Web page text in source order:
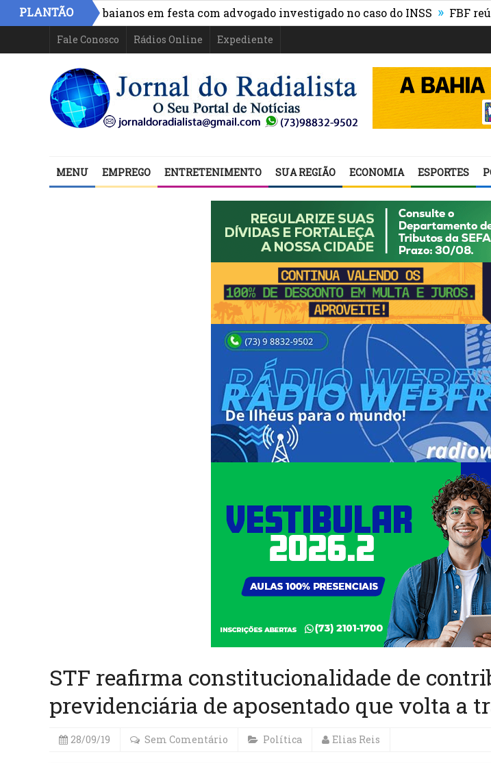
PLANTÃO
políticos baianos em festa com advogado investigado no caso do INSS » FBF reúne
Fale Conosco Rádios Online Expediente
MENU EMPREGO ENTRETENIMENTO SUA REGIÃO ECONOMIA ESPORTES
STF reafirma constitucionalidade de
previdenciária de aposentado que volta a
28/09/19 Sem Comentário Política Elias Reis